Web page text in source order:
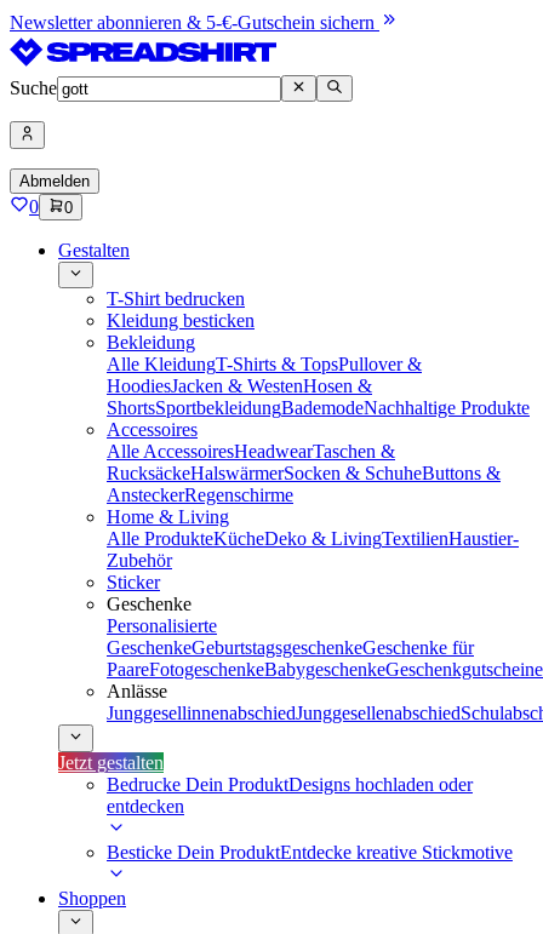
Newsletter abonnieren & 5-€-Gutschein sichern
Suche
Abmelden
0 0
Gestalten
T-Shirt bedrucken
Kleidung besticken
Bekleidung
Alle KleidungT-Shirts & TopsPullover &
HoodiesJacken & WestenHosen &
ShortsSportbekleidungBademodeNachhaltige Produkte
Accessoires
Alle AccessoiresHeadwearTaschen &
RucksäckeHalswärmerSocken & SchuheButtons &
AnsteckerRegenschirme
Home & Living
Alle ProdukteKücheDeko & LivingTextilienHaustier-
Zubehör
Sticker
Geschenke
Personalisierte
GeschenkeGeburtstagsgeschenkeGeschenke für
PaareFotogeschenkeBabygeschenkeGeschenkgutscheine
Anlässe
JunggesellinnenabschiedJunggesellenabschied
Jetzt gestalten
Bedrucke Dein ProduktDesigns hochladen oder
entdecken
Besticke Dein ProduktEntdecke kreative Stickmotive
Shoppen